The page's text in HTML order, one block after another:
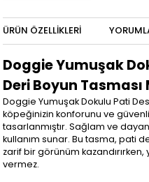
ÜRÜN ÖZELLIKLERI
Doggie Yumuşak
Deri Boyun Tasması
Doggie Yumuşak Dokulu Pati
köpeğinizin konforunu ve
tasarlanmıştır. Sağlam ve
kullanım sunar. Bu tasma, pati
zarif bir görünüm
vermez.